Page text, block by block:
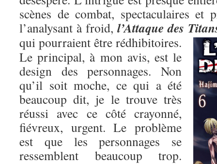
scènes de combat, spectaculaires et
l’analysant à froid, l’Attaque des
qui pourraient être rédhibitoires.
Le principal, à mon avis, est le
design des personnages. Non
qu’il soit moche, ce qui a été
beaucoup dit, je le trouve très
réussi avec ce côté crayonné,
fiévreux, urgent. Le problème
est que les personnages se
ressemblent beaucoup trop.